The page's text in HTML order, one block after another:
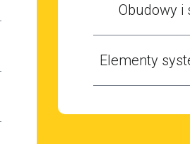
Obudowy i
Elementy